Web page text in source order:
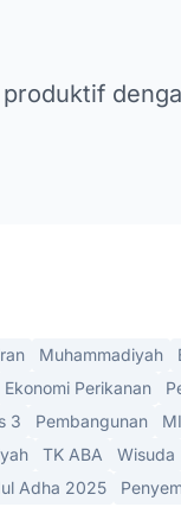
produktif
Muhammadiyah
Ekonomi Perikanan
3 Pembangunan
TK ABA Wisuda
Adha 2025